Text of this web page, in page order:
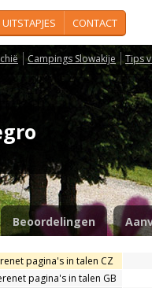
CONTACT
Campings Slowakije Tips
Beoordelingen
pagina's in talen CZ
pagina's in talen GB